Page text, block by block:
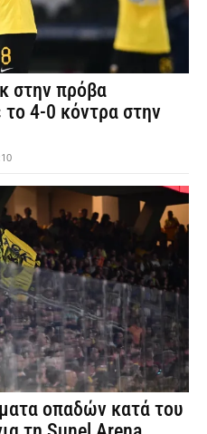
στην πρόβα
4-0 κόντρα στην
οπαδών κατά του